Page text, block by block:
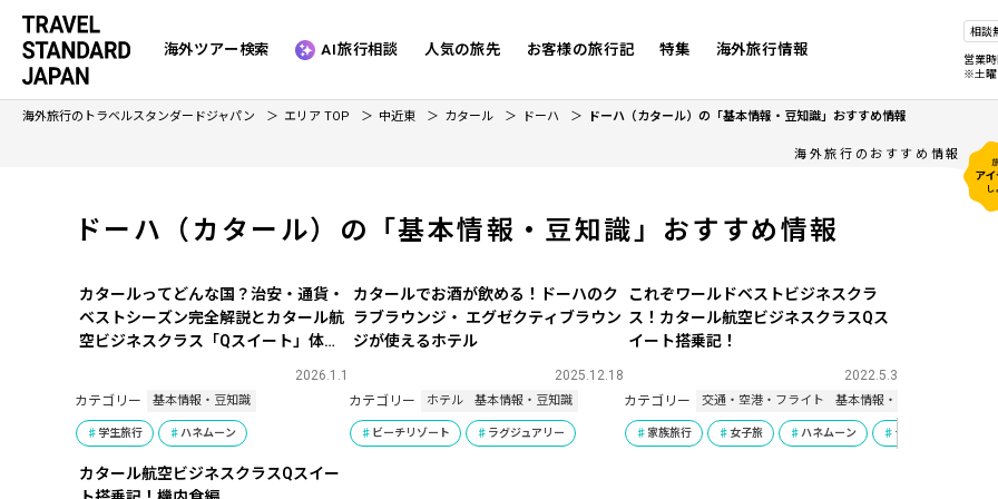
海外ツアー検索 AI旅行相談 人気の旅先 お客様の旅行記 特集 海外旅行情報
相談
営業
※土曜
海外旅行のトラベルスタンダードジャパン エリア TOP 中近東 カタール ドーハ ドーハ（カタール）の「基本情報・豆知識」おすすめ情報
ドーハ（カタール）の「基本情報・豆知識」おすすめ情報
海外旅行のおすすめ情報
カタールってどんな国？治安・通貨・
ベストシーズン完全解説とカタール航
空ビジネスクラス「Qスイート」体験
2026.1.1
カテゴリー
基本情報・豆知識
学生旅行 ハネムーン
カタールでお酒が飲める！ドーハのク
ラブラウンジ・ エグゼクティブラウン
ジが使えるホテル
2025.12.18
カテゴリー
ホテル 基本情報・豆知識
ビーチリゾート ラグジュアリー
これぞワールドベストビジネスクラ
ス！カタール航空ビジネスクラスQス
イート搭乗記！
2022.5.3
カテゴリー
交通・空港・フライト 基本情報・豆知識
家族旅行 女子旅 ハネムーン ラグジュアリー
カタール航空ビジネスクラスQスイー